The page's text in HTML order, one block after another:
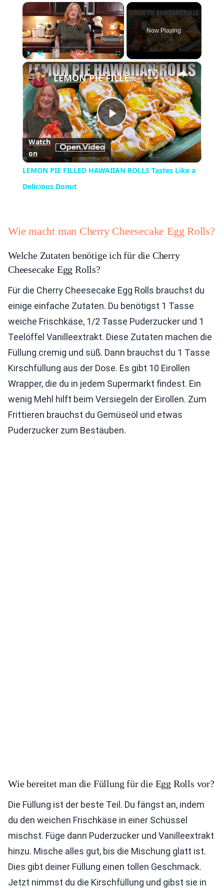
×
Play Unmute Fullscreen
Now Playing
×
Play
Video
LEMON PIE FILLED HAWAIIAN ROLLS Tastes Like a Delicious Donut
Watch
on
LEMON PIE FILLED HAWAIIAN ROLLS Tastes Like a
Delicious Donut
Wie macht man Cherry Cheesecake Egg Rolls?
Welche Zutaten benötige ich für die Cherry
Cheesecake Egg Rolls?
Für die Cherry Cheesecake Egg Rolls brauchst du
einige einfache Zutaten. Du benötigst 1 Tasse
weiche Frischkäse, 1/2 Tasse Puderzucker und 1
Teelöffel Vanilleextrakt. Diese Zutaten machen die
Füllung cremig und süß. Dann brauchst du 1 Tasse
Kirschfüllung aus der Dose. Es gibt 10 Eirollen
Wrapper, die du in jedem Supermarkt findest. Ein
wenig Mehl hilft beim Versiegeln der Eirollen. Zum
Frittieren brauchst du Gemüseöl und etwas
Puderzucker zum Bestäuben.
Wie bereitet man die Füllung für die Egg Rolls vor?
Die Füllung ist der beste Teil. Du fängst an, indem
du den weichen Frischkäse in einer Schüssel
mischst. Füge dann Puderzucker und Vanilleextrakt
hinzu. Mische alles gut, bis die Mischung glatt ist.
Dies gibt deiner Füllung einen tollen Geschmack.
Jetzt nimmst du die Kirschfüllung und gibst sie in